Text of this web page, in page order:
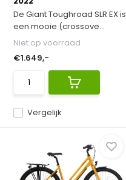
De Giant Toughroad SLR EX is
een mooie (crossove...
Vergelijk
Niet op voorraad
€1.649,-